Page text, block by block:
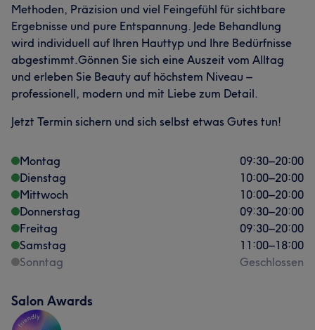
Methoden, Präzision und viel Feingefühl für sichtbare
Ergebnisse und pure Entspannung. Jede Behandlung
wird individuell auf Ihren Hauttyp und Ihre Bedürfnisse
abgestimmt.Gönnen Sie sich eine Auszeit vom Alltag
und erleben Sie Beauty auf höchstem Niveau –
professionell, modern und mit Liebe zum Detail.
Jetzt Termin sichern und sich selbst etwas Gutes tun!
Montag 09:30–20:00
Dienstag
10:00–20:00
Mittwoch
10:00–20:00
Donnerstag
09:30–20:00
Freitag
09:30–20:00
Samstag
11:00–18:00
Sonntag
Geschlossen
Salon Awards